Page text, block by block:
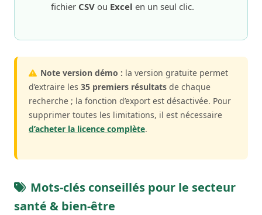
fichier CSV ou Excel en un seul clic.
Note version démo : la version gratuite permet
d’extraire les 35 premiers résultats de chaque
recherche ; la fonction d’export est désactivée. Pour
supprimer toutes les limitations, il est nécessaire
d’acheter la licence complète.
Mots-clés conseillés pour le secteur
santé & bien-être